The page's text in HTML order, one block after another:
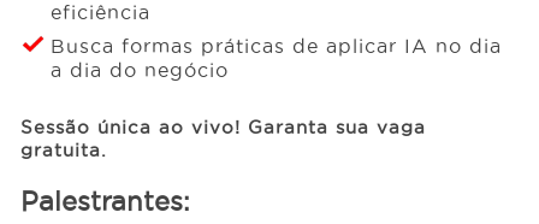
eficiência
Busca formas práticas de aplicar IA no dia
a dia do negócio
Sessão única ao vivo! Garanta sua vaga
gratuita.
Palestrantes: